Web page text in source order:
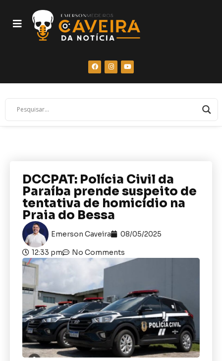
DCCPAT: Polícia Civil da
Paraíba prende suspeito de
tentativa de homicídio na
Praia do Bessa
Emerson Caveira 08/05/2025
12:33 pm No Comments